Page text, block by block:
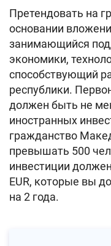
Претендовать на
основании
занимающийся
экономики,
способствующий
республики.
должен быть не
иностранных
гражданство
превышать 500
инвестиции
EUR, которые вы
на 2 года.